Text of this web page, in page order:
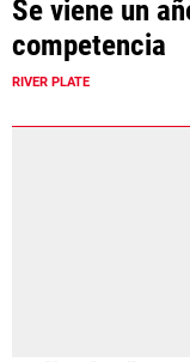
Se viene un
competencia
RIVER PLATE